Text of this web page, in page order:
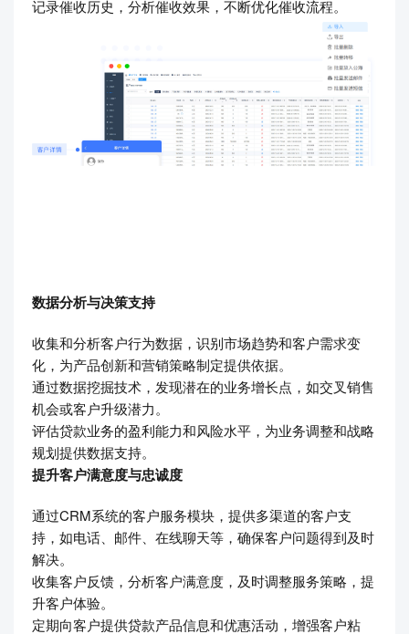
记录催收历史，分析催收效果，不断优化催收流程。
数据分析与决策支持
收集和分析客户行为数据，识别市场趋势和客户需求变
化，为产品创新和营销策略制定提供依据。
通过数据挖掘技术，发现潜在的业务增长点，如交叉销售
机会或客户升级潜力。
评估贷款业务的盈利能力和风险水平，为业务调整和战略
规划提供数据支持。
提升客户满意度与忠诚度
通过CRM系统的客户服务模块，提供多渠道的客户支
持，如电话、邮件、在线聊天等，确保客户问题得到及时
解决。
收集客户反馈，分析客户满意度，及时调整服务策略，提
升客户体验。
定期向客户提供贷款产品信息和优惠活动，增强客户粘